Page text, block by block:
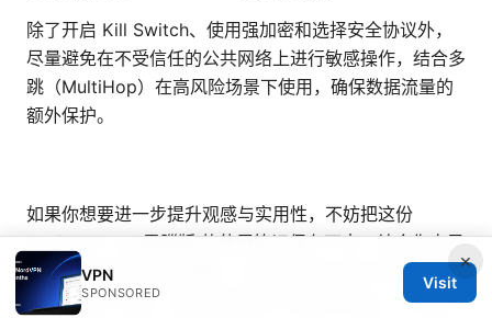
除了开启 Kill Switch、使用强加密和选择安全协议外，
尽量避免在不受信任的公共网络上进行敏感操作，结合多
跳（MultiHop）在高风险场景下使用，确保数据流量的
额外保护。
如果你想要进一步提升观感与实用性，不妨把这份
Surfshark vpn電腦版 的使用笔记保存下来，结合你自己
的常用场景进行配置调整。记得关注本文开头的优惠图片
与 affiliate 链接，看看当前的折扣和促销活动，或许你
×
VPN
SPONSORED
Visit